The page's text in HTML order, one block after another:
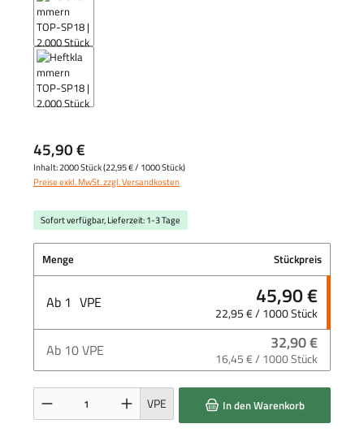
45,90 €
Inhalt:2000 Stück(22,95 €/ 1000 Stück)
Preise exkl. MwSt. zzgl. Versandkosten
Sofort verfügbar, Lieferzeit: 1-3 Tage
Menge Stückpreis
Ab 1 VPE 45,90 €
22,95 € / 1000 Stück
Ab 10VPE 32,90 €
16,45 € / 1000 Stück
Produkt Anzahl: Gib den gewünschten Wert ein oder benutze die Schaltflächen um
VPE In den Warenkorb